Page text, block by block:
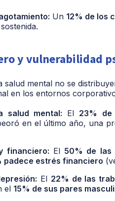
Un 12% de los
y vulnerabilidad
salud mental no se
en los entornos
salud mental: El 23% de
en el último año, una
financiero: El 50% de las
padece estrés financiero
El 22% de las
el 15% de sus pares